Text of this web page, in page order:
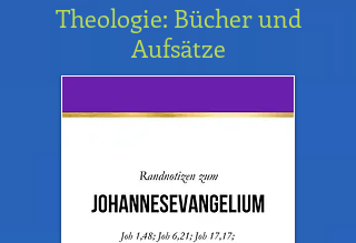
Theologie: Bücher und
Aufsätze